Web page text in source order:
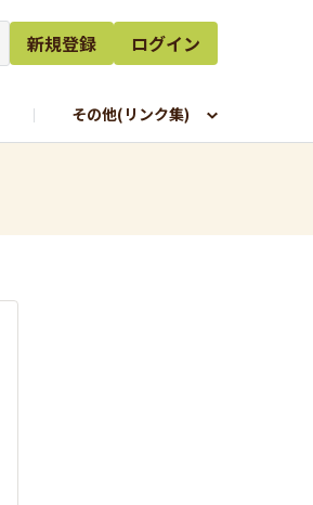
新規登録 ログイン
その他(リンク集)